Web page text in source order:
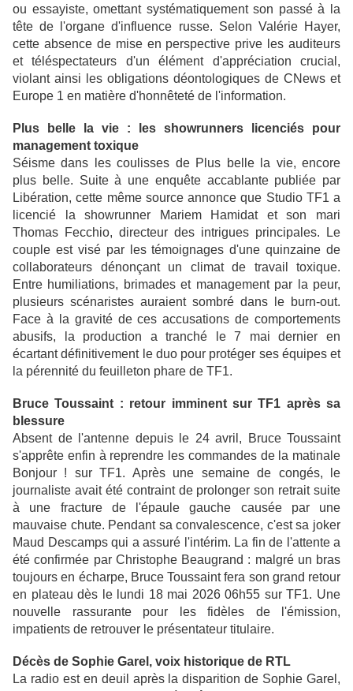
ou essayiste, omettant systématiquement son passé à la
tête de l'organe d'influence russe. Selon Valérie Hayer,
cette absence de mise en perspective prive les auditeurs
et téléspectateurs d'un élément d'appréciation crucial,
violant ainsi les obligations déontologiques de CNews et
Europe 1 en matière d'honnêteté de l'information.
Plus belle la vie : les showrunners licenciés pour
management toxique
Séisme dans les coulisses de Plus belle la vie, encore
plus belle. Suite à une enquête accablante publiée par
Libération, cette même source annonce que Studio TF1 a
licencié la showrunner Mariem Hamidat et son mari
Thomas Fecchio, directeur des intrigues principales. Le
couple est visé par les témoignages d'une quinzaine de
collaborateurs dénonçant un climat de travail toxique.
Entre humiliations, brimades et management par la peur,
plusieurs scénaristes auraient sombré dans le burn-out.
Face à la gravité de ces accusations de comportements
abusifs, la production a tranché le 7 mai dernier en
écartant définitivement le duo pour protéger ses équipes et
la pérennité du feuilleton phare de TF1.
Bruce Toussaint : retour imminent sur TF1 après sa
blessure
Absent de l'antenne depuis le 24 avril, Bruce Toussaint
s'apprête enfin à reprendre les commandes de la matinale
Bonjour ! sur TF1. Après une semaine de congés, le
journaliste avait été contraint de prolonger son retrait suite
à une fracture de l'épaule gauche causée par une
mauvaise chute. Pendant sa convalescence, c'est sa joker
Maud Descamps qui a assuré l'intérim. La fin de l'attente a
été confirmée par Christophe Beaugrand : malgré un bras
toujours en écharpe, Bruce Toussaint fera son grand retour
en plateau dès le lundi 18 mai 2026 06h55 sur TF1. Une
nouvelle rassurante pour les fidèles de l'émission,
impatients de retrouver le présentateur titulaire.
Décès de Sophie Garel, voix historique de RTL
La radio est en deuil après la disparition de Sophie Garel,